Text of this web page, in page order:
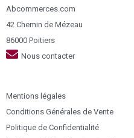
Abcommerces.com
42 Chemin de Mézeau
86000 Poitiers
Nous contacter
Mentions légales
Conditions Générales de Vente
Politique de Confidentialité